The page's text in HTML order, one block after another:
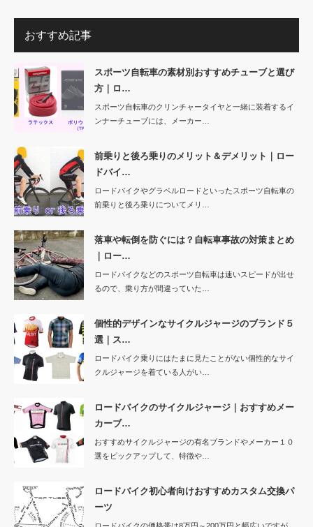
おすすめ記事
スポーツ自転車の素材別おすすめチューブと選び
方｜ロ…
スポーツ自転車のクリンチャータイヤと一緒に装着するイ
ンナーチューブには、メーカー…
前乗りと後ろ乗りのメリット＆デメリット｜ロー
ドバイ…
ロードバイクやグラベルロードといったスポーツ自転車の
前乗りと後ろ乗りについてメリ…
落車や転倒を防ぐには？自転車事故の対策まとめ
｜ロー…
ロードバイクなどのスポーツ自転車は速いスピードが出せ
るので、乗り方が間違っていた…
個性的デザインなサイクルジャージのブランド５
選｜ス…
ロードバイク乗りにはたまに見たことがない個性的なサイ
クルジャージを着ている人がい…
ロードバイクのサイクルジャージ｜おすすめメー
カーブ…
おすすめサイクルジャージの有名ブランドやメーカー１０
選をピックアップして、特徴や…
ロードバイク初心者向けおすすめカスタム交換パ
ーツ